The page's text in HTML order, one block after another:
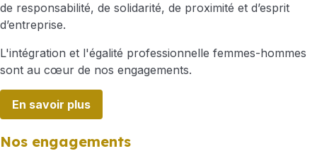
de responsabilité, de solidarité, de proximité et d’esprit
d’entreprise.
L'intégration et l'égalité professionnelle femmes-hommes
sont au cœur de nos engagements.
En savoir plus
Nos engagements